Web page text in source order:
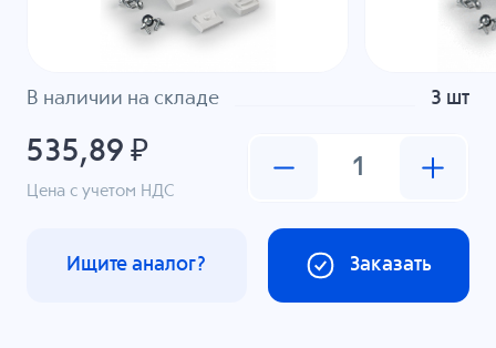
В наличии на складе 3 шт
535,89 ₽
Цена с учетом НДС
Заказать
Ищите аналог?